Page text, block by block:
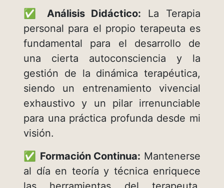
✅ Análisis Didáctico: La Terapia
personal para el propio terapeuta es
fundamental para el desarrollo de
una cierta autoconsciencia y la
gestión de la dinámica terapéutica,
siendo un entrenamiento vivencial
exhaustivo y un pilar irrenunciable
para una práctica profunda desde mi
visión.
✅ Formación Continua: Mantenerse
al día en teoría y técnica enriquece